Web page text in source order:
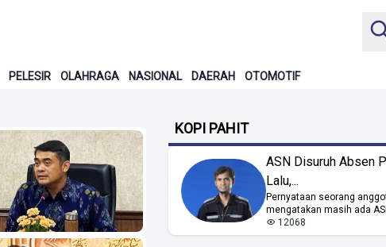
PELESIR OLAHRAGA NASIONAL DAERAH OTOMOTIF
KOPI PAHIT
ASN Disuruh Absen
Lalu,...
Pernyataan seorang
mengatakan masih ada
12068